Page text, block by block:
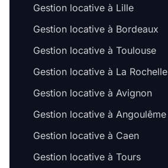
Gestion locative à Lille
Gestion locative à Bordeaux
Gestion locative à Toulouse
Gestion locative à La Rochelle
Gestion locative à Avignon
Gestion locative à Angoulême
Gestion locative à Caen
Gestion locative à Tours